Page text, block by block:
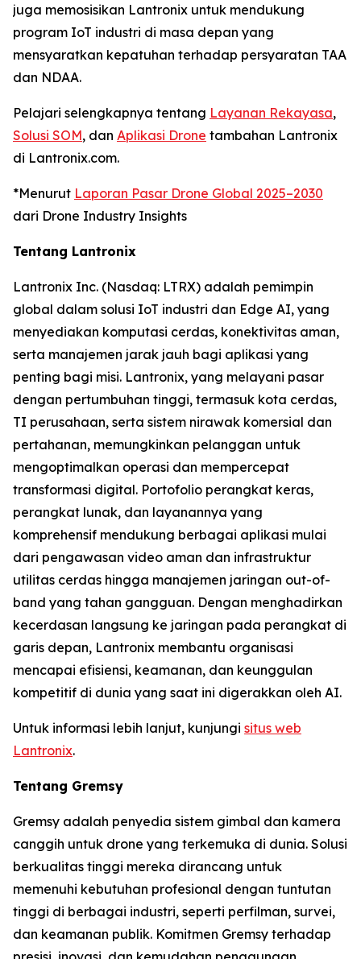
juga memosisikan Lantronix untuk mendukung
program IoT industri di masa depan yang
mensyaratkan kepatuhan terhadap persyaratan TAA
dan NDAA.
Pelajari selengkapnya tentang Layanan Rekayasa,
Solusi SOM, dan Aplikasi Drone tambahan Lantronix
di Lantronix.com.
*Menurut Laporan Pasar Drone Global 2025–2030
dari Drone Industry Insights
Tentang Lantronix
Lantronix Inc. (Nasdaq: LTRX) adalah pemimpin
global dalam solusi IoT industri dan Edge AI, yang
menyediakan komputasi cerdas, konektivitas aman,
serta manajemen jarak jauh bagi aplikasi yang
penting bagi misi. Lantronix, yang melayani pasar
dengan pertumbuhan tinggi, termasuk kota cerdas,
TI perusahaan, serta sistem nirawak komersial dan
pertahanan, memungkinkan pelanggan untuk
mengoptimalkan operasi dan mempercepat
transformasi digital. Portofolio perangkat keras,
perangkat lunak, dan layanannya yang
komprehensif mendukung berbagai aplikasi mulai
dari pengawasan video aman dan infrastruktur
utilitas cerdas hingga manajemen jaringan out-of-
band yang tahan gangguan. Dengan menghadirkan
kecerdasan langsung ke jaringan pada perangkat di
garis depan, Lantronix membantu organisasi
mencapai efisiensi, keamanan, dan keunggulan
kompetitif di dunia yang saat ini digerakkan oleh AI.
Untuk informasi lebih lanjut, kunjungi situs web
Lantronix.
Tentang Gremsy
Gremsy adalah penyedia sistem gimbal dan kamera
canggih untuk drone yang terkemuka di dunia. Solusi
berkualitas tinggi mereka dirancang untuk
memenuhi kebutuhan profesional dengan tuntutan
tinggi di berbagai industri, seperti perfilman, survei,
dan keamanan publik. Komitmen Gremsy terhadap